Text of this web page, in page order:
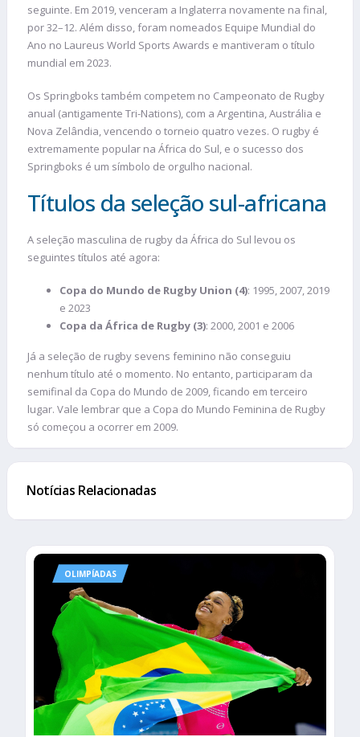
seguinte. Em 2019, venceram a Inglaterra novamente na final,
por 32–12. Além disso, foram nomeados Equipe Mundial do
Ano no Laureus World Sports Awards e mantiveram o título
mundial em 2023.
Os Springboks também competem no Campeonato de Rugby
anual (antigamente Tri-Nations), com a Argentina, Austrália e
Nova Zelândia, vencendo o torneio quatro vezes. O rugby é
extremamente popular na África do Sul, e o sucesso dos
Springboks é um símbolo de orgulho nacional.
Títulos da seleção sul-africana
A seleção masculina de rugby da África do Sul levou os
seguintes títulos até agora:
Copa do Mundo de Rugby Union (4): 1995, 2007, 2019
e 2023
Copa da África de Rugby (3): 2000, 2001 e 2006
Já a seleção de rugby sevens feminino não conseguiu
nenhum título até o momento. No entanto, participaram da
semifinal da Copa do Mundo de 2009, ficando em terceiro
lugar. Vale lembrar que a Copa do Mundo Feminina de Rugby
só começou a ocorrer em 2009.
Notícias Relacionadas
OLIMPÍADAS